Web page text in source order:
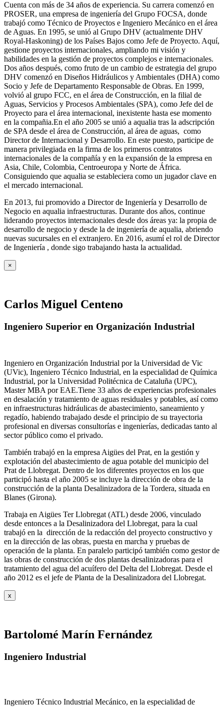
Cuenta con más de 34 años de experiencia. Su carrera comenzó en
PROSER, una empresa de ingeniería del Grupo FOCSA, donde
trabajó como Técnico de Proyectos e Ingeniero Mecánico en el área
de Aguas. En 1995, se unió al Grupo DHV (actualmente DHV
Royal-Haskoning) de los Países Bajos como Jefe de Proyecto. Aquí,
gestione proyectos internacionales, ampliando mi visión y
habilidades en la gestión de proyectos complejos e internacionales.
Dos años después, como fruto de un cambio de estrategia del grupo
DHV comenzó en Diseños Hidráulicos y Ambientales (DHA) como
Socio y Jefe de Departamento Responsable de Obras. En 1999,
volvió al grupo FCC, en el área de Construcción, en la filial de
Aguas, Servicios y Procesos Ambientales (SPA), como Jefe del de
Proyecto para el área internacional, inexistente hasta ese momento
en la compañia.En el año 2005 se unió a aqualia tras la adscripción
de SPA desde el área de Construcción, al área de aguas, como
Director de Internacional y Desarrollo. En este puesto, participe de
manera privilegiada en la firma de los primeros contratos
internacionales de la compañía y en la expansión de la empresa en
Asia, Chile, Colombia, Centroeuropa y Norte de África.
Consiguiendo que aqualia se estableciera como un jugador clave en
el mercado internacional.
En 2013, fui promovido a Director de Ingeniería y Desarrollo de
Negocio en aqualia infraestructuras. Durante dos años, continue
liderando proyectos internacionales desde dos áreas ya: la propia de
desarrollo de negocio y desde la de ingeniería de aqualia, abriendo
nuevas sucursales en el extranjero. En 2016, asumí el rol de Director
de Ingeniería , donde sigo trabajando hasta la actualidad.
×
Carlos Miguel Centeno
Ingeniero Superior en Organización Industrial
Ingeniero en Organización Industrial por la Universidad de Vic
(UVic), Ingeniero Técnico Industrial, en la especialidad de Química
Industrial, por la Universidad Politécnica de Cataluña (UPC),
Master MBA por EAE.Tiene 33 años de experiencias profesionales
en desalación y tratamiento de aguas residuales y potables, así como
en infraestructuras hidráulicas de abastecimiento, saneamiento y
regadío, habiendo trabajado desde el principio de su trayectoria
profesional en diversas consultorías e ingenierías, dedicadas tanto al
sector público como el privado.
También trabajó en la empresa Aigües del Prat, en la gestión y
explotación del abastecimiento de agua potable del municipio del
Prat de Llobregat. Dentro de los diferentes proyectos en los que
participó hasta el año 2005 se incluye la dirección de obra de la
construcción de la planta Desalinizadora de la Tordera, situada en
Blanes (Girona).
Trabaja en Aigües Ter Llobregat (ATL) desde 2006, vinculado
desde entonces a la Desalinizadora del Llobregat, para la cual
trabajó en la dirección de la redacción del proyecto constructivo y
en la dirección de las obras, puesta en marcha y pruebas de
operación de la planta. En paralelo participó también como gestor de
las obras de construcción de dos plantas desalinizadoras para el
tratamiento del agua del acuífero del Delta del Llobregat. Desde el
año 2012 es el jefe de Planta de la Desalinizadora del Llobregat.
x
Bartolomé Marín Fernández
Ingeniero Industrial
Ingeniero Técnico Industrial Mecánico, en la especialidad de